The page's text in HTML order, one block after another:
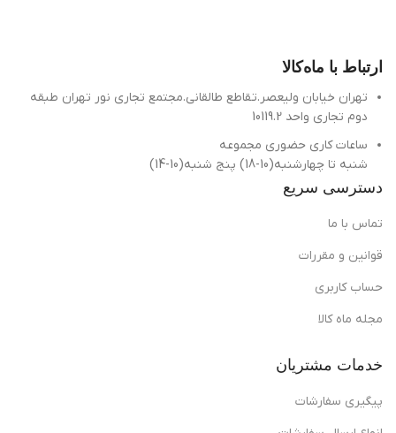
ارتباط با ماه‌کالا
تهران خیابان ولیعصر.تقاطع طالقانی.مجتمع تجاری نور تهران طبقه
دوم تجاری واحد 10119.2
ساعات کاری حضوری مجموعه
شنبه تا چهارشنبه(10-18) پنج شنبه(10-14)
دسترسی سریع
تماس با ما
قوانین و مقررات
حساب کاربری
مجله ماه کالا
خدمات مشتریان
پیگیری سفارشات